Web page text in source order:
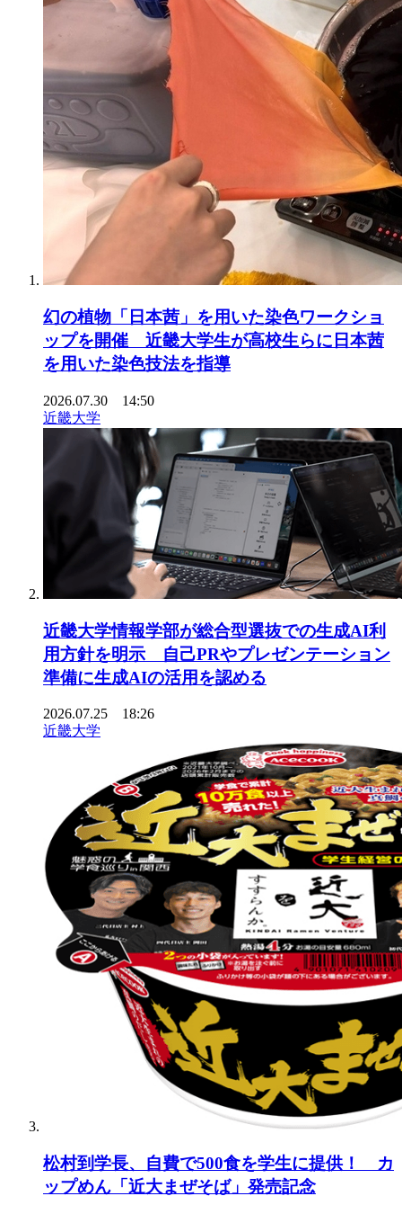
幻の植物「日本茜」を用いた染色ワークショ
ップを開催 近畿大学生が高校生らに日本茜
を用いた染色技法を指導
2026.07.30 14:50
近畿大学
近畿大学情報学部が総合型選抜での生成AI利
用方針を明示 自己PRやプレゼンテーション
準備に生成AIの活用を認める
2026.07.25 18:26
近畿大学
松村到学長、自費で500食を学生に提供！ カ
ップめん「近大まぜそば」発売記念